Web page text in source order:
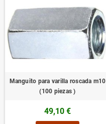
Manguito para varilla roscada m10
(100 piezas )
49,10 €